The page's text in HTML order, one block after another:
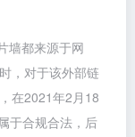
墙都来源于网
，对于该外部链
在2021年2月18
于合规合法，后